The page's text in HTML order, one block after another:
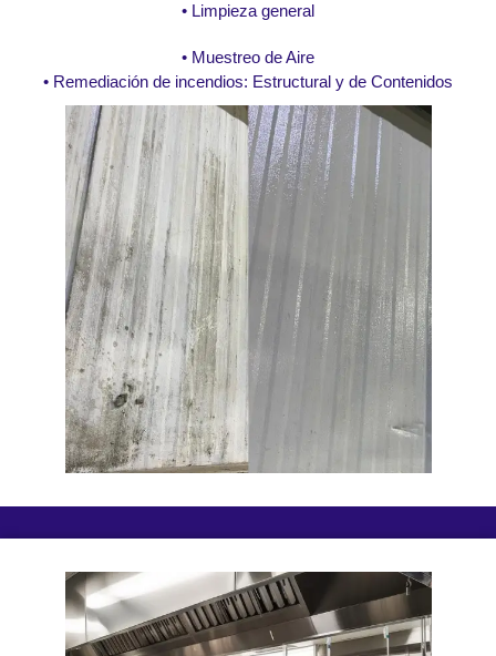
• Limpieza general
• Muestreo de Aire
• Remediación de incendios: Estructural y de Contenidos